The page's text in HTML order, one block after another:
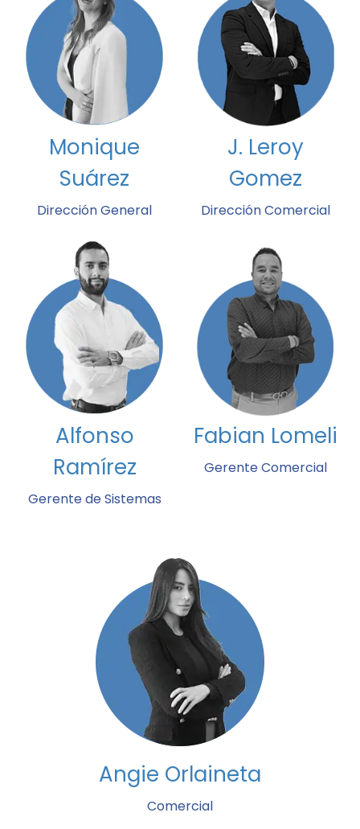
Monique
Suárez
Dirección General
J. Leroy
Gomez
Dirección Comercial
Alfonso
Ramírez
Gerente de Sistemas
Fabian Lomeli
Gerente Comercial
Angie Orlaineta
Comercial